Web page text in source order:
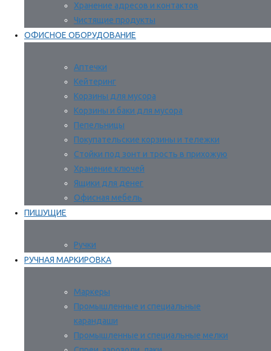
Хранение адресов и контактов
Чистящие продукты
ОФИСНОЕ ОБОРУДОВАНИЕ
Аптечки
Кейтеринг
Корзины для мусора
Корзины и баки для мусора
Пепельницы
Покупательские корзины и тележки
Стойки под зонт и трость в прихожую
Хранение ключей
Ящики для денег
Офисная мебель
ПИШУЩИЕ
Ручки
РУЧНАЯ МАРКИРОВКА
Маркеры
Промышленные и специальные
карандаши
Промышленные и специальные мелки